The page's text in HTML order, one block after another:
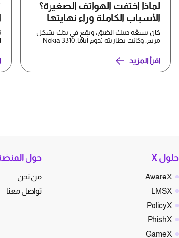
لماذا اختفت الهواتف الصغيرة؟
الأسباب الكاملة وراء نهايتها
كان يسعُّه جيبك الضيِّق، ويقع في يدك بشكل
مريح، وكانت بطاريته تدوم أيامًا. Nokia 3310
اقرأ المزيد
حلول X
AwareX
LMSX
PolicyX
PhishX
GameX
حول
من نحن
تواصل معنا